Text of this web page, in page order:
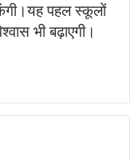
पहल स्कूलों
भी बढ़ाएगी।